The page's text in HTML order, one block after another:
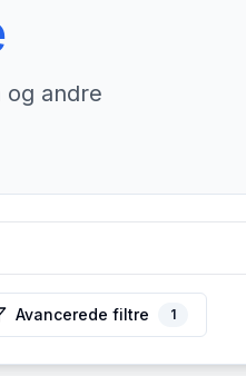
og andre
Avancerede filtre 1